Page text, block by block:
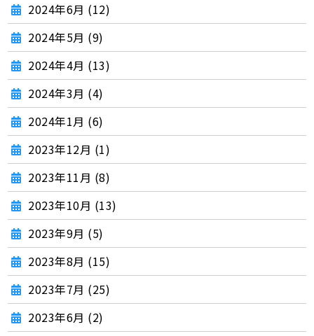
2024年6月 (12)
2024年5月 (9)
2024年4月 (13)
2024年3月 (4)
2024年1月 (6)
2023年12月 (1)
2023年11月 (8)
2023年10月 (13)
2023年9月 (5)
2023年8月 (15)
2023年7月 (25)
2023年6月 (2)